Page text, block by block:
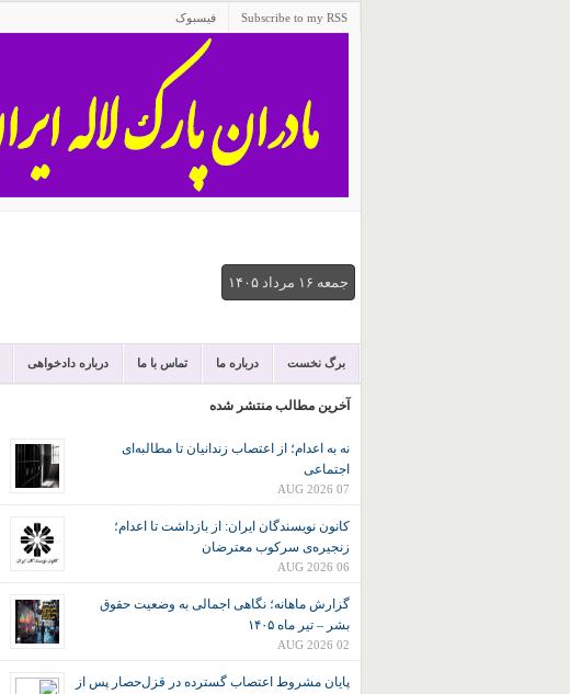
Subscribe to my RSS فیسبوک
جمعه ۱۶ مرداد ۱۴۰۵
برگ نخست درباره ما تماس با ما درباره دادخواهی
آخرین مطالب منتشر شده
نه به اعدام؛ از اعتصاب زندانیان تا مطالبه‌ای
اجتماعی
07 AUG 2026
کانون نويسندگان ايران: از بازداشت تا اعدام؛
زنجیره‌ی سرکوب معترضان
06 AUG 2026
گزارش ماهانه؛ نگاهی اجمالی به وضعیت حقوق
بشر – تیر ماه ۱۴۰۵
02 AUG 2026
پایان مشروط اعتصاب گسترده در قزل‌حصار پس از